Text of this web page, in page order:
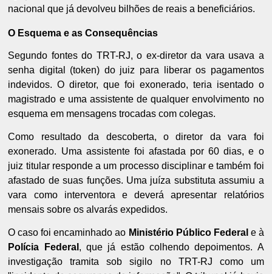
nacional que já devolveu bilhões de reais a beneficiários.
O Esquema e as Consequências
Segundo fontes do TRT-RJ, o ex-diretor da vara usava a
senha digital (token) do juiz para liberar os pagamentos
indevidos. O diretor, que foi exonerado, teria isentado o
magistrado e uma assistente de qualquer envolvimento no
esquema em mensagens trocadas com colegas.
Como resultado da descoberta, o diretor da vara foi
exonerado. Uma assistente foi afastada por 60 dias, e o
juiz titular responde a um processo disciplinar e também foi
afastado de suas funções. Uma juíza substituta assumiu a
vara como interventora e deverá apresentar relatórios
mensais sobre os alvarás expedidos.
O caso foi encaminhado ao Ministério Público Federal e à
Polícia Federal , que já estão colhendo depoimentos. A
investigação tramita sob sigilo no TRT-RJ como um